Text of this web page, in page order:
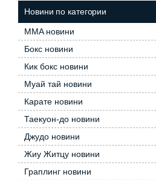
Новини по категории
MMA новини
Бокс новини
Кик бокс новини
Муай тай новини
Карате новини
Таекуон-до новини
Джудо новини
Жиу Житцу новини
Граплинг новини